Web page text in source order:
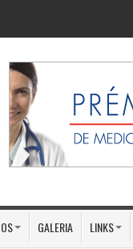
GALERIA LINKS